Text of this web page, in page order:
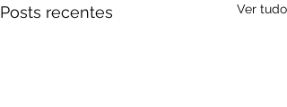
Posts recentes Ver tudo